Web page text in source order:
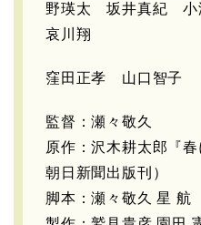
野瑛太 坂井真紀 小
哀川翔
窪田正孝 山口智子
監督：瀬々敬久
原作：沢木耕太郎『
朝日新聞出版刊）
脚本：瀬々敬久 星 航